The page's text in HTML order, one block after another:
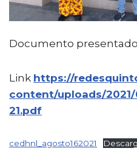
Documento
Link https://
content/uploads/
21.pdf
cedhnl_agosto162021